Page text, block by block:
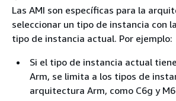
Las AMI son específicas para la
seleccionar un tipo de instancia con
tipo de instancia actual. Por ejemplo:
Si el tipo de instancia actual
Arm, se limita a los tipos de
arquitectura Arm, como C6g y